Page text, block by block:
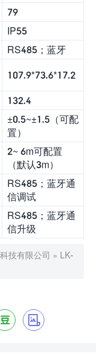
79
IP55
RS485；蓝牙
107.9*73.6*17.2
132.4
±0.5~±1.5（可配
置）
2~ 6m可配置
（默认3m）
RS485；蓝牙通
信调试
RS485；蓝牙通
信升级
技有限公司 » LK-
 